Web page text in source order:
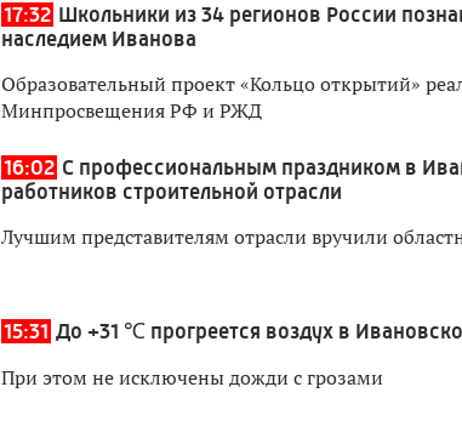
17:32 Школьники из 34 регионов России
наследием Иванова
Образовательный проект «Кольцо открытий»
Минпросвещения РФ и РЖД
16:02 С профессиональным праздником в
работников строительной отрасли
Лучшим представителям отрасли вручили
15:31 До +31 ℃ прогреется воздух в
При этом не исключены дожди с грозами